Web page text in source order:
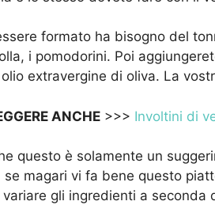
formato ha bisogno del
i pomodorini. Poi
extravergine di oliva. La
ANCHE >>> Involtini di
questo è solamente un
se magari vi fa bene questo
gli ingredienti a